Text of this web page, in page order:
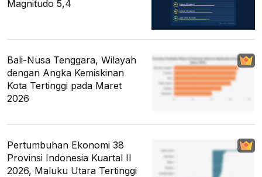
Magnitudo 5,4
Bali-Nusa Tenggara, Wilayah
dengan Angka Kemiskinan
Kota Tertinggi pada Maret
2026
Pertumbuhan Ekonomi 38
Provinsi Indonesia Kuartal II
2026, Maluku Utara Tertinggi